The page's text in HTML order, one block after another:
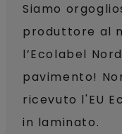
Siamo
produttore al
l’Ecolabel
pavimento!
ricevuto l'EU
in laminato.